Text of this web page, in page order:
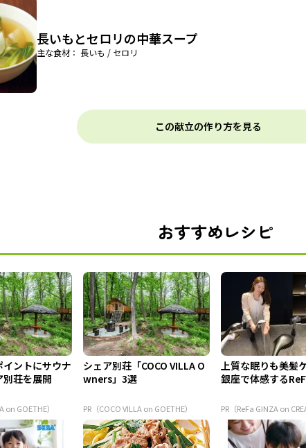
長いもとセロリの中華スープ
主な食材： 長いも / セロリ
この献立の作り方を見る
おすすめレシピ
ントにサウナ
荘を展開
on GOETHE）
シェア別荘「COCO VILLA O
wners」3選
PR（COCO VILLA on GOETHE）
上質な眠りも美髪
銀座で体感する
PR（ReFa GINZA on CREA